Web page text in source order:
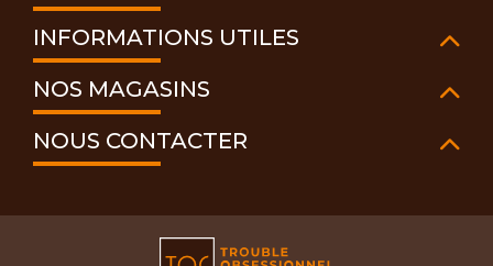
INFORMATIONS UTILES
NOS MAGASINS
NOUS CONTACTER